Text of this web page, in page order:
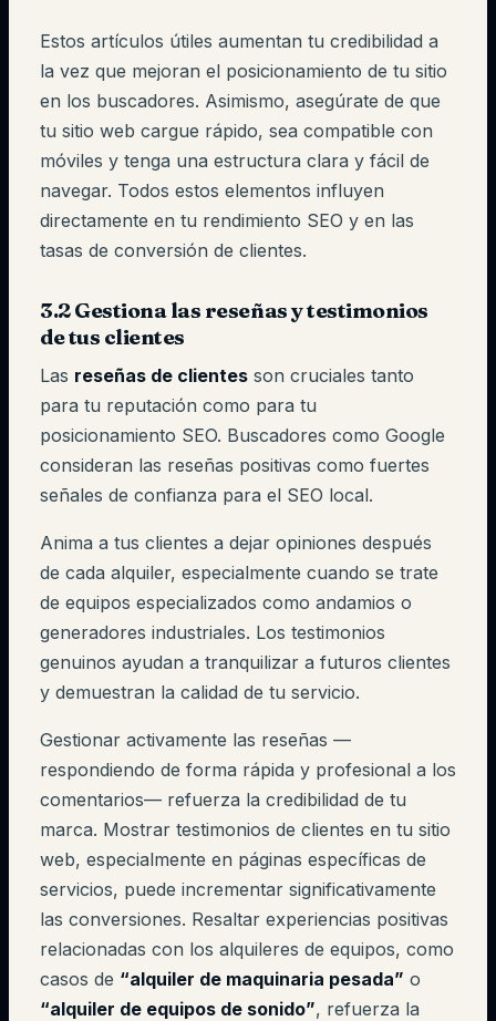
Estos artículos útiles aumentan tu credibilidad a
la vez que mejoran el posicionamiento de tu sitio
en los buscadores. Asimismo, asegúrate de que
tu sitio web cargue rápido, sea compatible con
móviles y tenga una estructura clara y fácil de
navegar. Todos estos elementos influyen
directamente en tu rendimiento SEO y en las
tasas de conversión de clientes.
3.2 Gestiona las reseñas y testimonios
de tus clientes
Las reseñas de clientes son cruciales tanto
para tu reputación como para tu
posicionamiento SEO. Buscadores como Google
consideran las reseñas positivas como fuertes
señales de confianza para el SEO local.
Anima a tus clientes a dejar opiniones después
de cada alquiler, especialmente cuando se trate
de equipos especializados como andamios o
generadores industriales. Los testimonios
genuinos ayudan a tranquilizar a futuros clientes
y demuestran la calidad de tu servicio.
Gestionar activamente las reseñas —
respondiendo de forma rápida y profesional a los
comentarios— refuerza la credibilidad de tu
marca. Mostrar testimonios de clientes en tu sitio
web, especialmente en páginas específicas de
servicios, puede incrementar significativamente
las conversiones. Resaltar experiencias positivas
relacionadas con los alquileres de equipos, como
casos de “alquiler de maquinaria pesada” o
“alquiler de equipos de sonido”, refuerza la